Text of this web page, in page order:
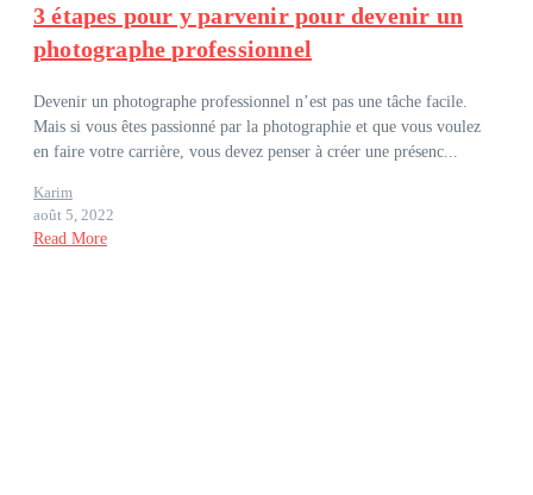
3 étapes pour y parvenir pour devenir un
photographe professionnel
Devenir un photographe professionnel n’est pas une tâche facile.
Mais si vous êtes passionné par la photographie et que vous voulez
en faire votre carrière, vous devez penser à créer une présenc...
Karim
août 5, 2022
Read More